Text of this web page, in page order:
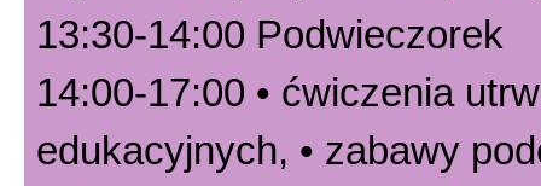
13:30-14:00 Podwieczorek
14:00-17:00 • ćwiczenia
edukacyjnych, • zabawy